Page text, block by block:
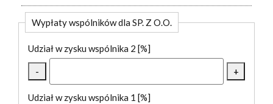
Wypłaty wspólników dla SP. Z O.O.
Udział w zysku wspólnika 2 [%]
- +
Udział w zysku wspólnika 1 [%]